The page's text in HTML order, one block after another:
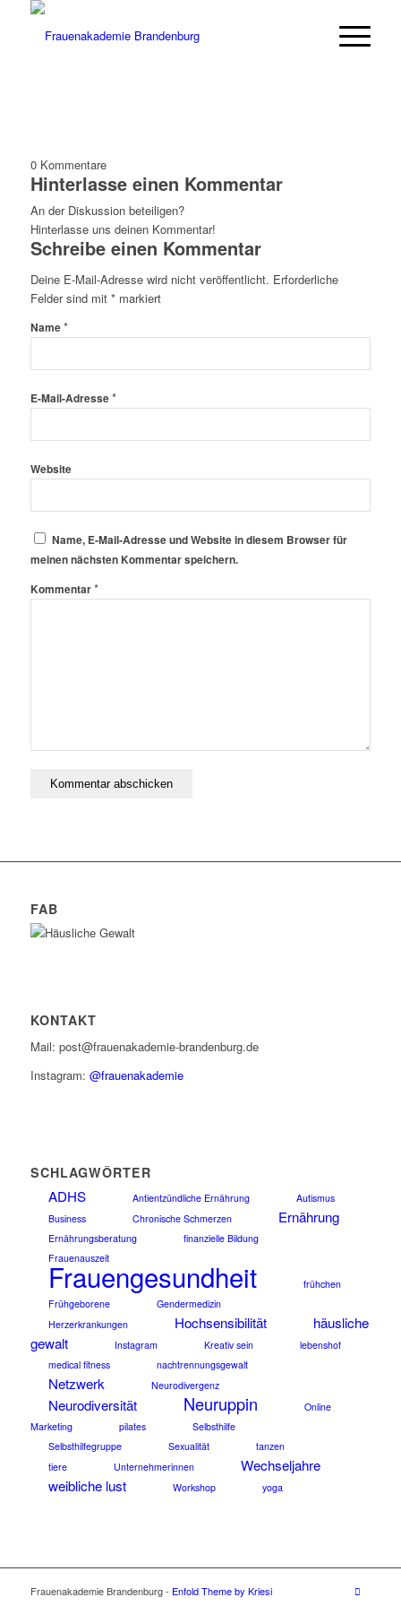
0 Kommentare
Hinterlasse einen Kommentar
An der Diskussion beteiligen?
Hinterlasse uns deinen Kommentar!
Schreibe einen Kommentar
Deine E-Mail-Adresse wird nicht veröffentlicht. Erforderliche
Felder sind mit *markiert
Name*
E-Mail-Adresse*
Website
Name, E-Mail-Adresse und Website in diesem Browser für
meinen nächsten Kommentar speichern.
Kommentar*
FAB
KONTAKT
Mail: post@frauenakademie-brandenburg.de
Instagram: @frauenakademie
SCHLAGWÖRTER
ADHS Antientzündliche Ernährung
Autismus
Business
Chronische Schmerzen Ernährung
Ernährungsberatung
finanzielle Bildung
Frauenauszeit
Frauengesundheit
frühchen
Frühgeborene
Gendermedizin
Herzerkrankungen
Hochsensibilität
häusliche
gewalt
Instagram Kreativ sein
lebenshof
medical fitness
nachtrennungsgewalt
Netzwerk Neurodivergenz
Neurodiversität Neuruppin
Online
Marketing
pilates
Selbsthilfe
Selbsthilfegruppe
Sexualität
tanzen
tiere
Unternehmerinnen
Wechseljahre
weibliche lust
Workshop yoga
Frauenakademie Brandenburg - Enfold Theme by Kriesi